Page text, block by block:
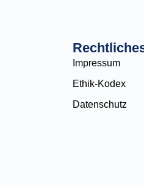
Impressum
Ethik-Kodex
Datenschutz